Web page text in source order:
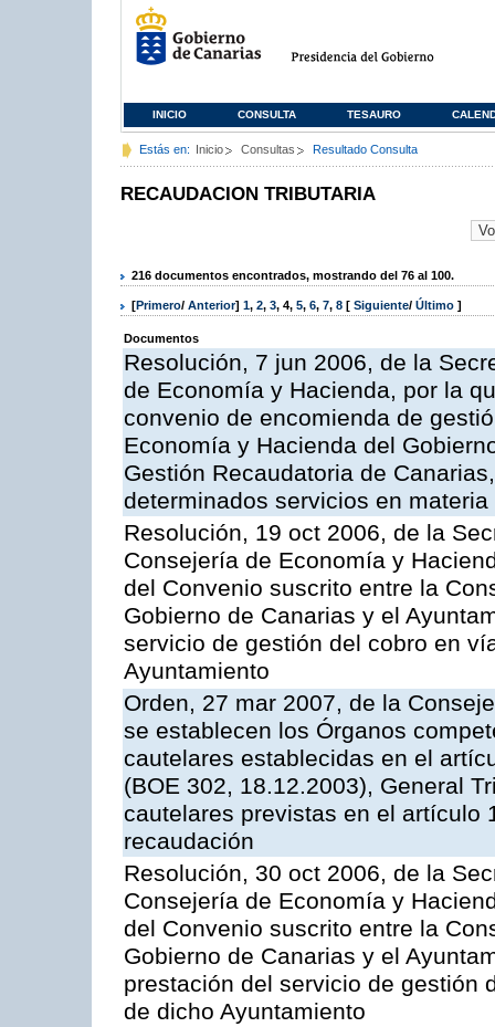
INICIO CONSULTA TESAURO
Estás en: Inicio Consultas Resultado Consulta
RECAUDACION TRIBUTARIA
216 documentos encontrados, mostrando del 76 al 100.
[Primero/ Anterior] 1, 2, 3, 4, 5, 6, 7, 8 [ Siguiente/ Último ]
Documentos
Resolución, 7 jun 2006, de la
de Economía y Hacienda, por la
convenio de encomienda de
Economía y Hacienda del
Gestión Recaudatoria de
determinados servicios en materia
Resolución, 19 oct 2006, de la
Consejería de Economía y
del Convenio suscrito entre la
Gobierno de Canarias y el
servicio de gestión del cobro en
Ayuntamiento
Orden, 27 mar 2007, de la
se establecen los Órganos
cautelares establecidas en el
(BOE 302, 18.12.2003), General
cautelares previstas en el artículo
recaudación
Resolución, 30 oct 2006, de la
Consejería de Economía y
del Convenio suscrito entre la
Gobierno de Canarias y el
prestación del servicio de gestión
de dicho Ayuntamiento